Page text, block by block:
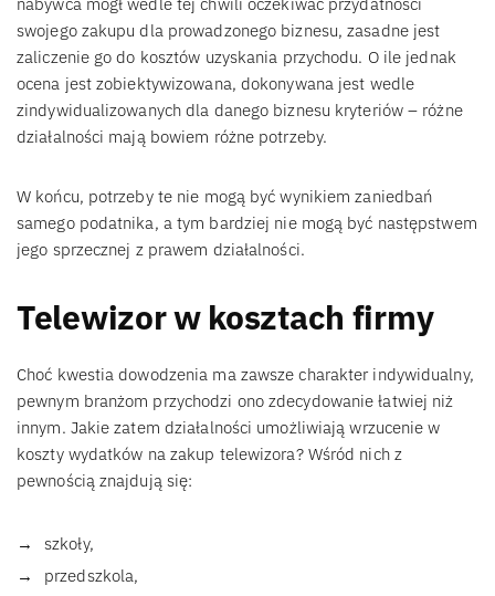
swojego zakupu dla prowadzonego biznesu, zasadne jest
zaliczenie go do kosztów uzyskania przychodu. O ile jednak
ocena jest zobiektywizowana, dokonywana jest wedle
zindywidualizowanych dla danego biznesu kryteriów – różne
działalności mają bowiem różne potrzeby.
W końcu, potrzeby te nie mogą być wynikiem zaniedbań
samego podatnika, a tym bardziej nie mogą być następstwem
jego sprzecznej z prawem działalności.
Telewizor w kosztach firmy
Choć kwestia dowodzenia ma zawsze charakter indywidualny,
pewnym branżom przychodzi ono zdecydowanie łatwiej niż
innym. Jakie zatem działalności umożliwiają wrzucenie w
koszty wydatków na zakup telewizora? Wśród nich z
pewnością znajdują się:
szkoły,
przedszkola,